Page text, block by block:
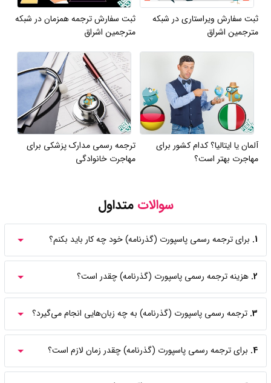
ثبت سفارش ویراستاری در شبکه
مترجمین اشراق
ثبت سفارش ترجمه همزمان در شبکه
مترجمین اشراق
آلمان یا ایتالیا؟ کدام کشور برای
مهاجرت بهتر است؟
ترجمه رسمی مدارک پزشکی برای
مهاجرت خانوادگی
سوالاتمتداول
1. برای ترجمه رسمی پاسپورت (گذرنامه) خود چه کار باید بکنم؟
2. هزینه ترجمه رسمی پاسپورت (گذرنامه) چقدر است؟
3. ترجمه رسمی پاسپورت (گذرنامه) به چه زبان‌هایی انجام می‌گیرد؟
4. برای ترجمه رسمی پاسپورت (گذرنامه) چقدر زمان لازم است؟